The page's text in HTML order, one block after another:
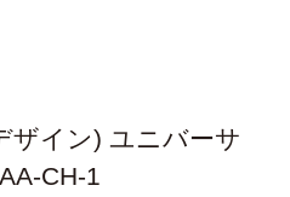
ザイン) ユニバーサ
CH-1